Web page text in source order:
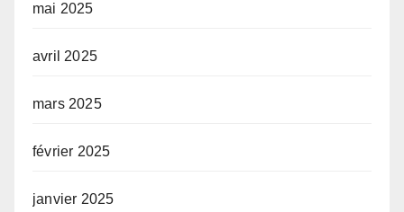
mai 2025
avril 2025
mars 2025
février 2025
janvier 2025